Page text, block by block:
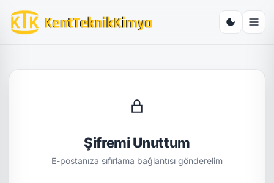
Şifremi Unuttum
E-postanıza sıfırlama bağlantısı gönderelim